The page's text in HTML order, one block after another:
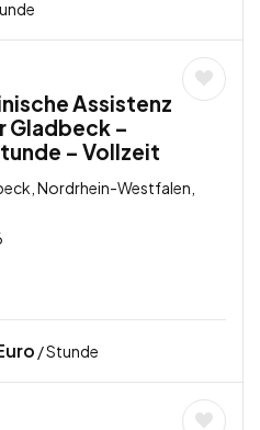
Assistenz
–
– Vollzeit
Nordrhein-Westfalen,
/ Stunde